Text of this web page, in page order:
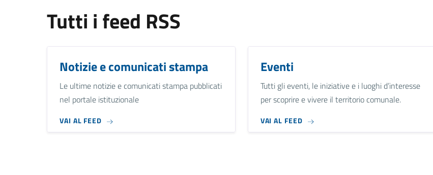
Tutti i feed RSS
Notizie e comunicati stampa
Le ultime notizie e comunicati stampa pubblicati
nel portale istituzionale
VAI AL FEED
Eventi
Tutti gli eventi, le iniziative e i luoghi d’interesse
per scoprire e vivere il territorio comunale.
VAI AL FEED